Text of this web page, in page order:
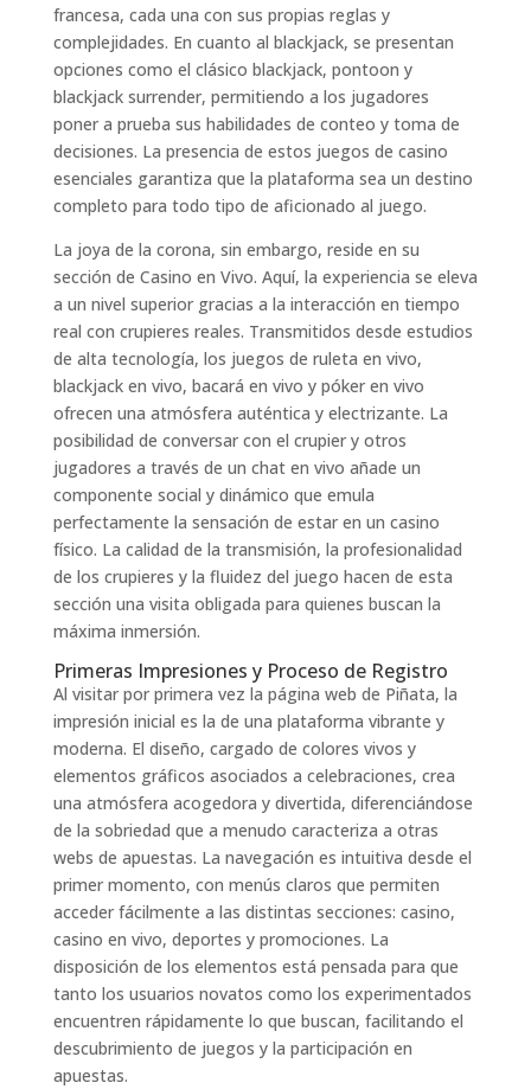
francesa, cada una con sus propias reglas y
complejidades. En cuanto al blackjack, se presentan
opciones como el clásico blackjack, pontoon y
blackjack surrender, permitiendo a los jugadores
poner a prueba sus habilidades de conteo y toma de
decisiones. La presencia de estos juegos de casino
esenciales garantiza que la plataforma sea un destino
completo para todo tipo de aficionado al juego.
La joya de la corona, sin embargo, reside en su
sección de Casino en Vivo. Aquí, la experiencia se eleva
a un nivel superior gracias a la interacción en tiempo
real con crupieres reales. Transmitidos desde estudios
de alta tecnología, los juegos de ruleta en vivo,
blackjack en vivo, bacará en vivo y póker en vivo
ofrecen una atmósfera auténtica y electrizante. La
posibilidad de conversar con el crupier y otros
jugadores a través de un chat en vivo añade un
componente social y dinámico que emula
perfectamente la sensación de estar en un casino
físico. La calidad de la transmisión, la profesionalidad
de los crupieres y la fluidez del juego hacen de esta
sección una visita obligada para quienes buscan la
máxima inmersión.
Primeras Impresiones y Proceso de Registro
Al visitar por primera vez la página web de Piñata, la
impresión inicial es la de una plataforma vibrante y
moderna. El diseño, cargado de colores vivos y
elementos gráficos asociados a celebraciones, crea
una atmósfera acogedora y divertida, diferenciándose
de la sobriedad que a menudo caracteriza a otras
webs de apuestas. La navegación es intuitiva desde el
primer momento, con menús claros que permiten
acceder fácilmente a las distintas secciones: casino,
casino en vivo, deportes y promociones. La
disposición de los elementos está pensada para que
tanto los usuarios novatos como los experimentados
encuentren rápidamente lo que buscan, facilitando el
descubrimiento de juegos y la participación en
apuestas.